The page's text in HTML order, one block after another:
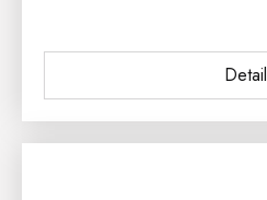
Detail